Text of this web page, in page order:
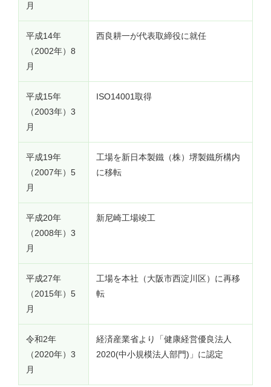
月
平成14年
（2002年）8
月
西良耕一が代表取締役に就任
平成15年
（2003年）3
月
ISO14001取得
平成19年
（2007年）5
月
工場を新日本製鐵（株）堺製鐵所構内
に移転
平成20年
（2008年）3
月
新尼崎工場竣工
平成27年
（2015年）5
月
工場を本社（大阪市西淀川区）に再移
転
令和2年
（2020年）3
月
経済産業省より「健康経営優良法人
2020(中小規模法人部門)」に認定